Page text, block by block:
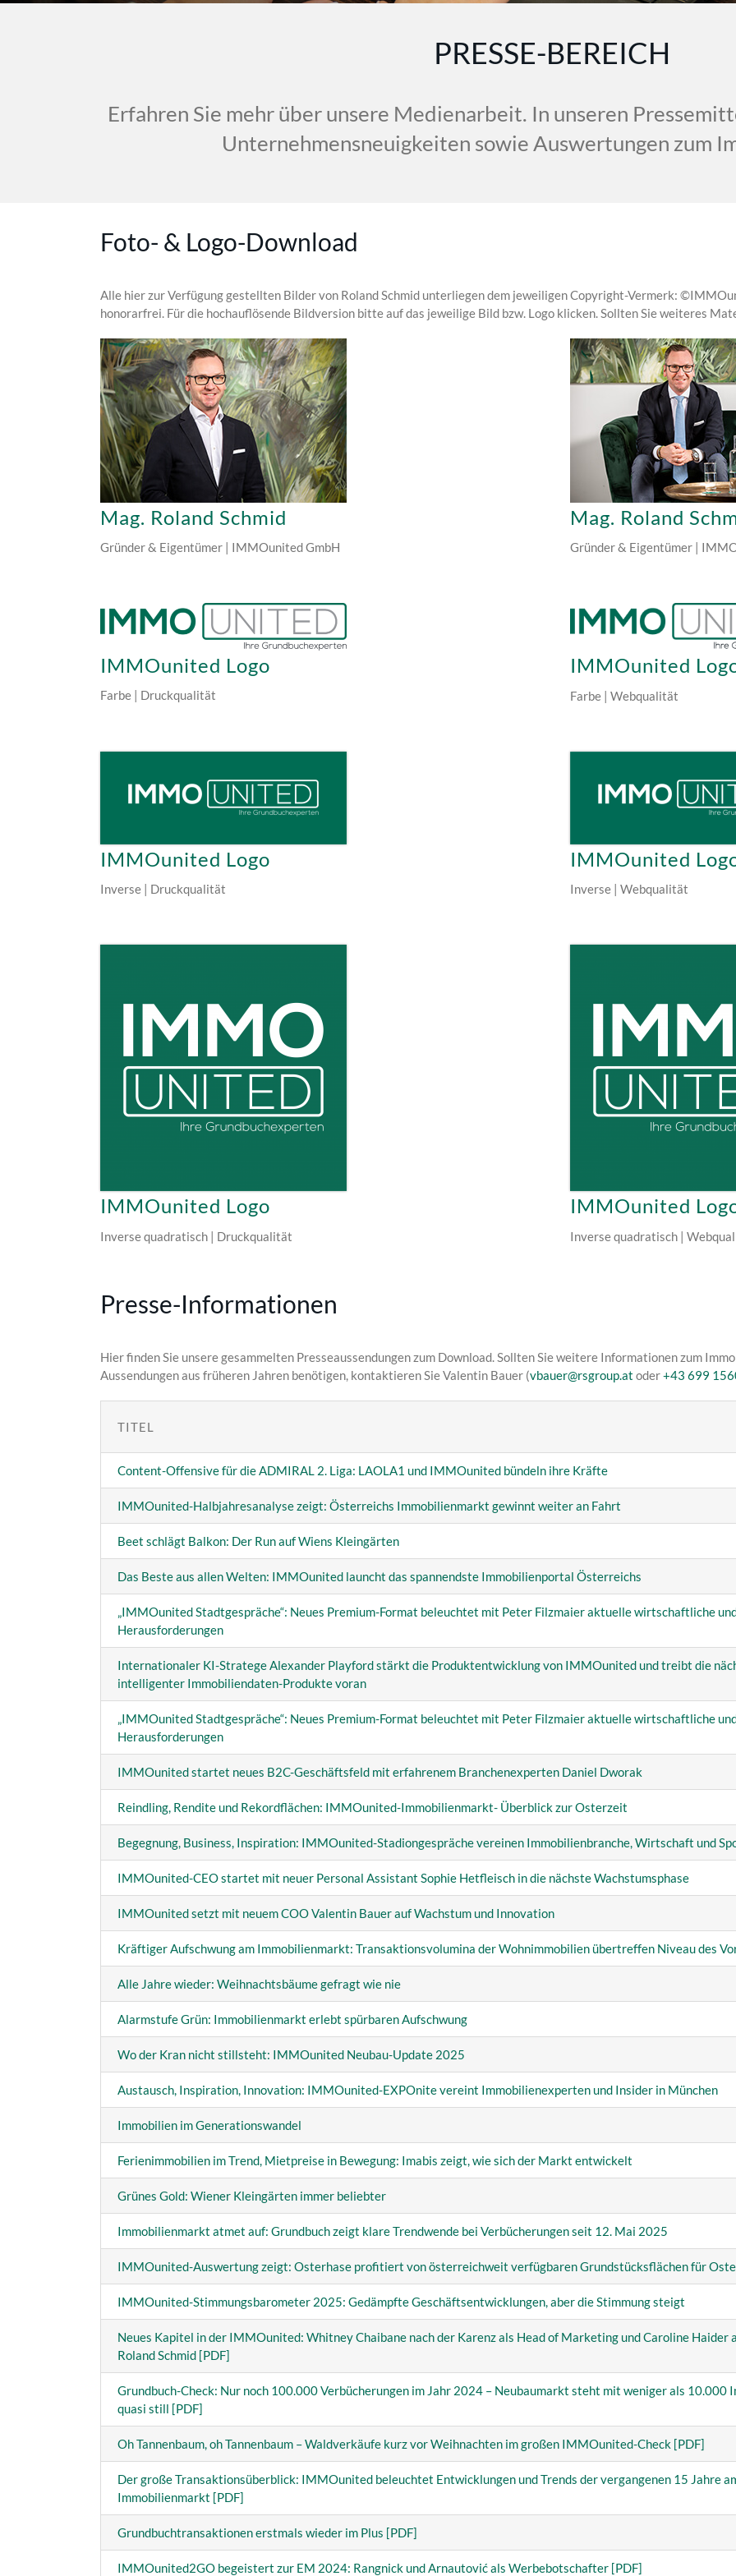
PRESSE-BEREICH
Erfahren Sie mehr über unsere Medienarbeit. In unseren
Unternehmensneuigkeiten sowie Auswertungen zum
Foto- & Logo-Download
Alle hier zur Verfügung gestellten Bilder von Roland Schmid unterliegen dem jeweiligen Copyright-Vermerk:
honorarfrei. Für die hochauflösende Bildversion bitte auf das jeweilige Bild bzw. Logo klicken. Sollten Sie weiteres
Mag. Roland Schmid
Gründer & Eigentümer | IMMOunited GmbH
Mag. Roland
Gründer & Eigentümer |
IMMOunited Logo
Farbe | Druckqualität
IMMOunited
Farbe | Webqualität
IMMOunited Logo
Inverse | Druckqualität
IMMOunited
Inverse | Webqualität
IMMOunited Logo
Inverse quadratisch | Druckqualität
IMMOunited
Inverse quadratisch |
Presse-Informationen
Hier finden Sie unsere gesammelten Presseaussendungen zum Download. Sollten Sie weitere Informationen zum
Aussendungen aus früheren Jahren benötigen, kontaktieren Sie Valentin Bauer (vbauer@rsgroup.at oder+43 699
TITEL
Content-Offensive für die ADMIRAL 2. Liga: LAOLA1 und IMMOunited bündeln ihre Kräfte
IMMOunited-Halbjahresanalyse zeigt: Österreichs Immobilienmarkt gewinnt weiter an Fahrt
Beet schlägt Balkon: Der Run auf Wiens Kleingärten
Das Beste aus allen Welten: IMMOunited launcht das spannendste Immobilienportal Österreichs
„IMMOunited Stadtgespräche“: Neues Premium-Format beleuchtet mit Peter Filzmaier aktuelle wirtschaftliche
Herausforderungen
Internationaler KI-Stratege Alexander Playford stärkt die Produktentwicklung von IMMOunited und treibt die
intelligenter Immobiliendaten-Produkte voran
„IMMOunited Stadtgespräche“: Neues Premium-Format beleuchtet mit Peter Filzmaier aktuelle wirtschaftliche
Herausforderungen
IMMOunited startet neues B2C-Geschäftsfeld mit erfahrenem Branchenexperten Daniel Dworak
Reindling, Rendite und Rekordflächen: IMMOunited-Immobilienmarkt- Überblick zur Osterzeit
Begegnung, Business, Inspiration: IMMOunited-Stadiongesprächevereinen Immobilienbranche, Wirtschaft und
IMMOunited-CEO startet mit neuer Personal Assistant Sophie Hetfleisch in die nächste Wachstumsphase
IMMOunited setzt mit neuem COO Valentin Bauer auf Wachstum und Innovation
Kräftiger Aufschwung am Immobilienmarkt: Transaktionsvolumina der Wohnimmobilien übertreffen Niveau des
Alle Jahre wieder: Weihnachtsbäume gefragt wie nie
Alarmstufe Grün: Immobilienmarkt erlebt spürbaren Aufschwung
Wo der Kran nicht stillsteht: IMMOunited Neubau-Update 2025
Austausch, Inspiration, Innovation: IMMOunited-EXPOnite vereint Immobilienexperten und Insider in München
Immobilien im Generationswandel
Ferienimmobilien im Trend, Mietpreise in Bewegung: Imabis zeigt, wie sich der Markt entwickelt
Grünes Gold: Wiener Kleingärten immer beliebter
Immobilienmarkt atmet auf: Grundbuch zeigt klare Trendwende bei Verbücherungen seit 12. Mai 2025
IMMOunited-Auswertung zeigt: Osterhase profitiert von österreichweit verfügbaren Grundstücksflächen für
IMMOunited-Stimmungsbarometer 2025: Gedämpfte Geschäftsentwicklungen, aber die Stimmung steigt
Neues Kapitel in der IMMOunited: Whitney Chaibane nach der Karenz als Head of Marketing und Caroline Haider
Roland Schmid [PDF]
Grundbuch-Check: Nur noch 100.000 Verbücherungen im Jahr 2024 – Neubaumarkt steht mit weniger als 10.000
quasi still [PDF]
Oh Tannenbaum, oh Tannenbaum – Waldverkäufe kurz vor Weihnachten im großen IMMOunited-Check[PDF]
Der große Transaktionsüberblick: IMMOunited beleuchtet Entwicklungen und Trends der vergangenen 15 Jahre
Immobilienmarkt [PDF]
Grundbuchtransaktionen erstmals wieder im Plus [PDF]
IMMOunited2GO begeistert zur EM 2024: Rangnick und Arnautović als Werbebotschafter [PDF]